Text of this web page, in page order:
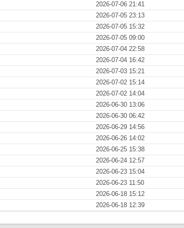
2026-07-06 21:41
2026-07-05 23:13
2026-07-05 15:32
2026-07-05 09:00
2026-07-04 22:58
2026-07-04 16:42
2026-07-03 15:21
2026-07-02 15:14
2026-07-02 14:04
2026-06-30 13:06
2026-06-30 06:42
2026-06-29 14:56
2026-06-26 14:02
2026-06-25 15:38
2026-06-24 12:57
2026-06-23 15:04
2026-06-23 11:50
2026-06-18 15:12
2026-06-18 12:39